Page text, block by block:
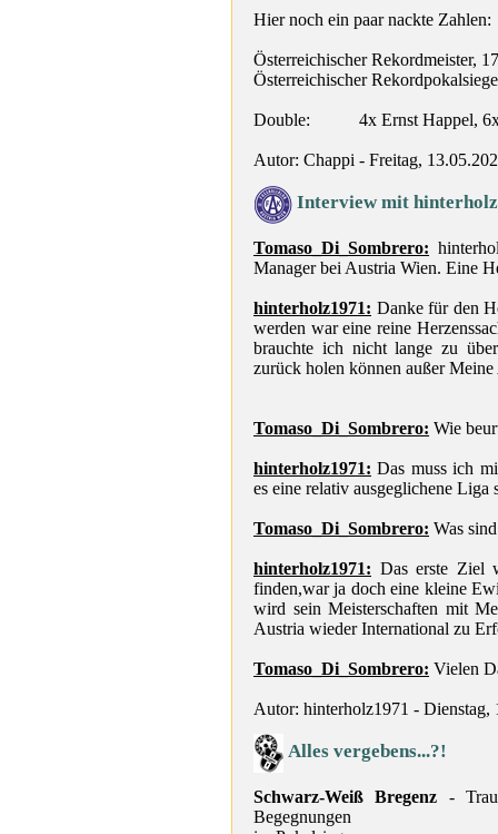
Hier noch ein paar nackte Zahlen:
Österreichischer Rekordmeister,
Österreichischer
Double: 4x Ernst Happel,
Autor: Chappi - Freitag,
Interview mit
Tomaso_Di_Sombrero:
Manager bei Austria Wien. Eine
hinterholz1971: Danke für den
werden war eine reine
brauchte ich nicht lange zu
zurück holen können außer
Tomaso_Di_Sombrero: Wie
hinterholz1971: Das muss ich
es eine relativ ausgeglichene Liga
Tomaso_Di_Sombrero: Was
hinterholz1971: Das erste Ziel
finden,war ja doch eine kleine
wird sein Meisterschaften mit
Austria wieder International zu
Tomaso_Di_Sombrero: Vielen
Autor: hinterholz1971 - Dienstag,
Alles vergebens...?!
Schwarz-Weiß Bregenz -
Begegnungen